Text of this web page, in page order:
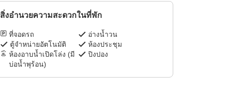
สิ่งอำนวยความสะดวกในที่พัก
ที่จอดรถ
อ่างน้ำวน
ตู้จำหน่ายอัตโนมัติ
ห้องประชุม
ห้องอาบน้ำเปิดโล่ง (มี
บ่อน้ำพุร้อน)
ปิงปอง